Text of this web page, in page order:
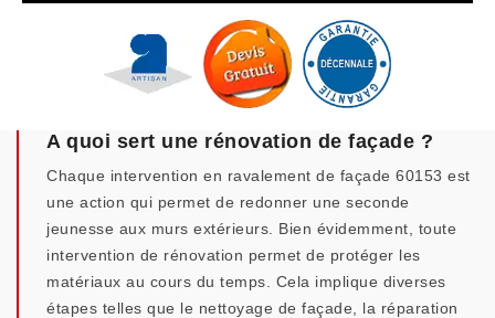
A quoi sert une rénovation de façade ?
Chaque intervention en ravalement de façade 60153 est
une action qui permet de redonner une seconde
jeunesse aux murs extérieurs. Bien évidemment, toute
intervention de rénovation permet de protéger les
matériaux au cours du temps. Cela implique diverses
étapes telles que le nettoyage de façade, la réparation